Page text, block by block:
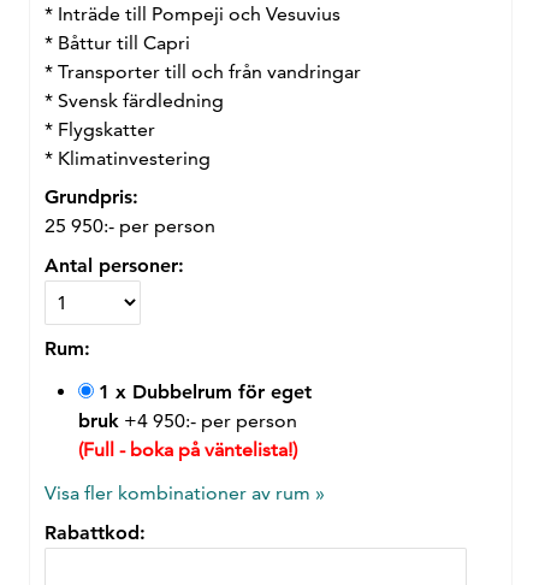
* Inträde till Pompeji och Vesuvius
* Båttur till Capri
* Transporter till och från vandringar
* Svensk färdledning
* Flygskatter
* Klimatinvestering
Grundpris:
25 950:- per person
Antal personer:
Rum:
1 x Dubbelrum för eget
bruk +4 950:- per person
(Full - boka på väntelista!)
Visa fler kombinationer av rum »
Rabattkod: